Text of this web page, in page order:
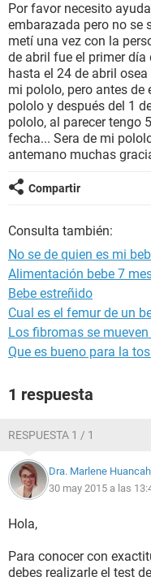
BIENESTAR
SEXUALIDAD
GLOSARIO
Por favor necesito
embarazada pero no se
metí una vez con la
de abril fue el primer
hasta el 24 de abril
mi pololo, pero antes de
pololo y después del 1
pololo, al parecer tengo
fecha... Sera de mi
antemano muchas
Compartir
Consulta también:
No se de quien es mi
Alimentación bebe 7
Bebe estreñido
Cual es el femur de un
Los fibromas se
Que es bueno para la
1 respuesta
RESPUESTA 1 / 1
Dra. Marlene
30 may 2015 a las
Hola,
Para conocer con
debes realizarle el test